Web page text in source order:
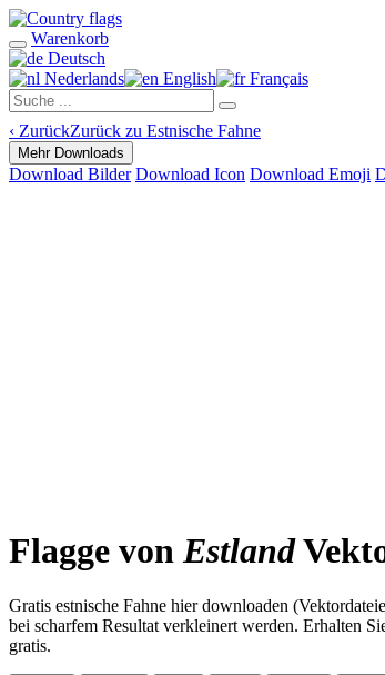
Warenkorb
Deutsch
Nederlands
English Français
‹ ZurückZurück zu Estnische Fahne
Mehr Downloads
Download Bilder Download Icon Download Emoji
Flagge vonEstland
Gratis estnische Fahne hier downloaden
bei scharfem Resultat verkleinert werden. Erhalten
gratis.